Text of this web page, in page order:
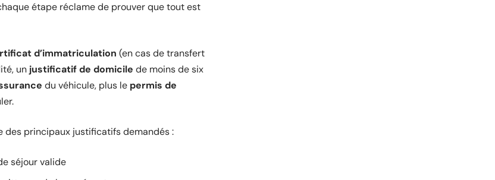
étape réclame de prouver que tout est
d’immatriculation (en cas de transfert
un justificatif de domicile de moins de six
du véhicule, plus le permis de
des principaux justificatifs demandés :
séjour valide